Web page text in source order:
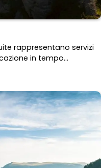
rappresentano servizi
in tempo…